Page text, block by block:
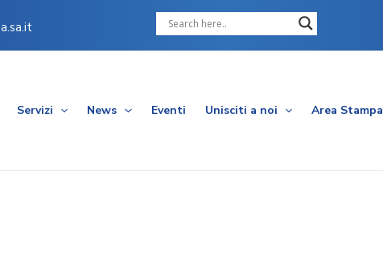
Servizi News Eventi Unisciti a noi Area Stampa